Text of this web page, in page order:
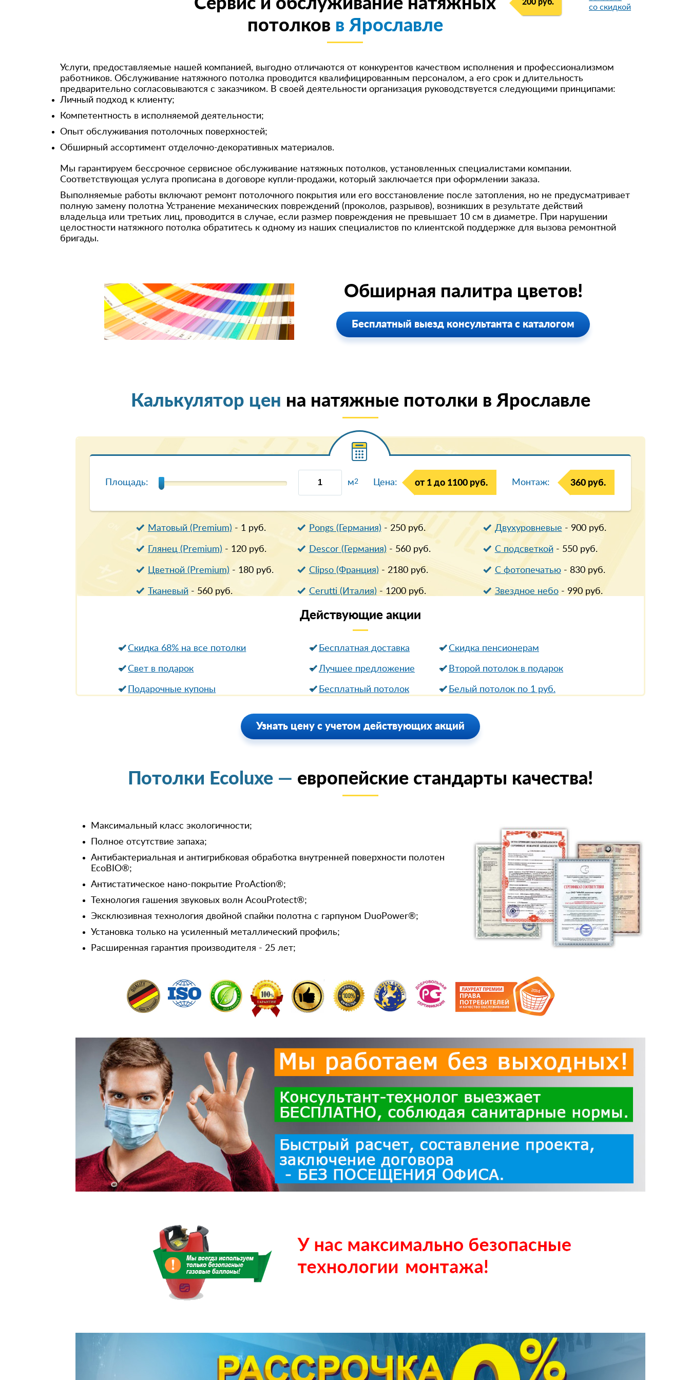
98531***92
91615***12
+792628***88
200 руб.
со скидкой
потолков в Ярославле
Услуги, предоставляемые нашей компанией, выгодно отличаются от конкурентов качеством исполнения и профессионализмом
работников. Обслуживание натяжного потолка проводится квалифицированным персоналом, а его срок и длительность
предварительно согласовываются с заказчиком. В своей деятельности организация руководствуется следующими принципами:
Личный подход к клиенту;
Компетентность в исполняемой деятельности;
Опыт обслуживания потолочных поверхностей;
Обширный ассортимент отделочно-декоративных материалов.
Мы гарантируем бессрочное сервисное обслуживание натяжных потолков, установленных специалистами компании.
Соответствующая услуга прописана в договоре купли-продажи, который заключается при оформлении заказа.
Выполняемые работы включают ремонт потолочного покрытия или его восстановление после затопления, но не предусматривает
полную замену полотна Устранение механических повреждений (проколов, разрывов), возникших в результате действий
владельца или третьих лиц, проводится в случае, если размер повреждения не превышает 10 см в диаметре. При нарушении
целостности натяжного потолка обратитесь к одному из наших специалистов по клиентской поддержке для вызова ремонтной
бригады.
Обширная палитра цветов!
Бесплатный выезд консультанта с каталогом
Калькулятор цен на натяжные потолки в Ярославле
Площадь: м2 Цена: от 1 до 1100 руб. Монтаж: 360 руб.
Матовый (Premium) - 1руб. Двухуровневые - 900руб.
Pongs (Германия) - 250руб.
Глянец (Premium) - 120руб. С подсветкой- 550руб.
Descor (Германия) - 560руб.
Цветной (Premium) - 180руб. С фотопечатью- 830руб.
Clipso (Франция) - 2180руб.
Тканевый- 560руб. Звездное небо- 990руб.
Cerutti (Италия) -1200руб.
Действующие акции
Скидка 68% на все потолки Бесплатная доставка Cкидка пенсионерам
Свет в подарок Лучшее предложение Второй потолок в подарок
Подарочные купоны Бесплатный потолок Белый потолок по 1 руб.
Узнать цену с учетом действующих акций
Потолки Ecoluxe — европейские стандарты качества!
Максимальный класс экологичности;
Полное отсутствие запаха;
Антибактериальная и антигрибковая обработка внутренней поверхности полотен
EcoBIO®;
Антистатическое нано-покрытие ProAction®;
Технология гашения звуковых волн AcouProtect®;
Эксклюзивная технология двойной спайки полотна с гарпуном DuoPower®;
Установка только на усиленный металлический профиль;
Расширенная гарантия производителя - 25 лет;